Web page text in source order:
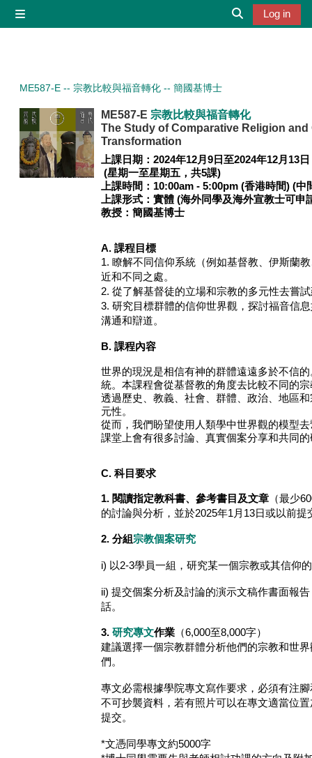
Log in
ME587-E -- 宗教比較與福音轉化 -- 簡國基博士
ME587-E 宗教比較與福音轉化
The Study of Comparative Religion and
Transformation
上課日期：2024年12月9日至2024年12月13日
(星期一至星期五，共5課)
上課時間：10:00am - 5:00pm (香港時間) (中
上課形式：實體 (海外同學及海外宣教士可申
教授：簡國基博士
A. 課程目標
1. 瞭解不同信仰系統（例如基督教、伊斯蘭
近和不同之處。
2. 從了解基督徒的立場和宗教的多元性去嘗
3. 研究目標群體的信仰世界觀，探討福音信
溝通和辯道。
B. 課程內容
世界的現況是相信有神的群體遠遠多於不信
統。本課程會從基督教的角度去比較不同的
透過歷史、教義、社會、群體、政治、地區
元性。
從而，我們盼望使用人類學中世界觀的模型
課堂上會有很多討論、真實個案分享和共同
C. 科目要求
1. 閱讀指定教科書、參考書目及文章 （最少
的討論與分析，並於2025年1月13日或以前提
2. 分組宗教個案研究
i) 以2-3學員一組，研究某一個宗教或其信仰
ii) 提交個案分析及討論的演示文稿作書面報
話。
3.研究專文作業 （6,000至8,000字）
建議選擇一個宗教群體分析他們的宗教和世
們。
專文必需根據學院專文寫作要求，必須有注
不可抄襲資料，若有照片可以在專文適當位
提交。
*文憑同學專文約5000字